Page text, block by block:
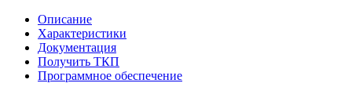
Описание
Характеристики
Документация
Получить ТКП
Программное обеспечение